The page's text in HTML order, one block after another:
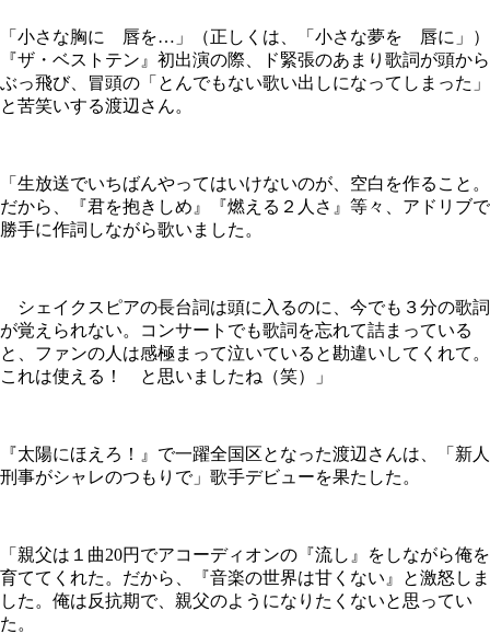
「小さな胸に 唇を…」（正しくは、「小さな夢を 唇に」）
『ザ・ベストテン』初出演の際、ド緊張のあまり歌詞が頭から
ぶっ飛び、冒頭の「とんでもない歌い出しになってしまった」
と苦笑いする渡辺さん。
「生放送でいちばんやってはいけないのが、空白を作ること。
だから、『君を抱きしめ』『燃える２人さ』等々、アドリブで
勝手に作詞しながら歌いました。
シェイクスピアの長台詞は頭に入るのに、今でも３分の歌詞
が覚えられない。コンサートでも歌詞を忘れて詰まっている
と、ファンの人は感極まって泣いていると勘違いしてくれて。
これは使える！ と思いましたね（笑）」
『太陽にほえろ！』で一躍全国区となった渡辺さんは、「新人
刑事がシャレのつもりで」歌手デビューを果たした。
「親父は１曲20円でアコーディオンの『流し』をしながら俺を
育ててくれた。だから、『音楽の世界は甘くない』と激怒しま
した。俺は反抗期で、親父のようになりたくないと思ってい
た。